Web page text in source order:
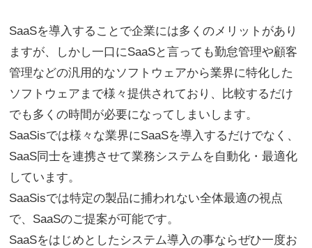
SaaSを導入することで企業には多くのメリットがあり
ますが、しかし一口にSaaSと言っても勤怠管理や顧客
管理などの汎用的なソフトウェアから業界に特化した
ソフトウェアまで様々提供されており、比較するだけ
でも多くの時間が必要になってしまいします。
SaaSisでは様々な業界にSaaSを導入するだけでなく、
SaaS同士を連携させて業務システムを自動化・最適化
しています。
SaaSisでは特定の製品に捕われない全体最適の視点
で、SaaSのご提案が可能です。
SaaSをはじめとしたシステム導入の事ならぜひ一度お